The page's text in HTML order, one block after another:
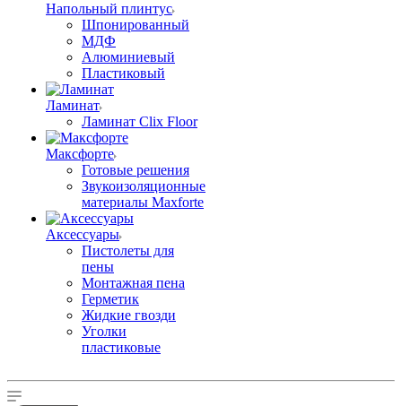
Напольный плинтус
Шпонированный
МДФ
Алюминиевый
Пластиковый
Ламинат
Ламинат Clix Floor
Максфорте
Готовые решения
Звукоизоляционные
материалы Maxforte
Аксессуары
Пистолеты для
пены
Монтажная пена
Герметик
Жидкие гвозди
Уголки
пластиковые